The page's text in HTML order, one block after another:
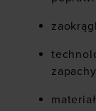
zapachy